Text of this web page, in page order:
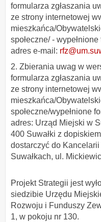
formularza zgłaszania
ze strony internetowej
mieszkańca/
społeczne/ -
adres e-mail:
2. Zbierania uwag w
formularza zgłaszania
ze strony internetowej
mieszkańca/
społeczne/wypełnione
adres: Urząd Miejski w
400 Suwałki z
dostarczyć do
Suwałkach, ul.
Projekt Strategii jest
siedzibie Urzędu
Rozwoju i Funduszy
1, w pokoju nr 130.